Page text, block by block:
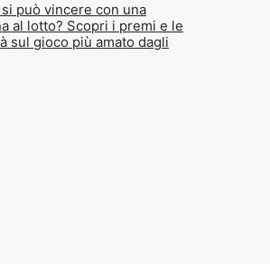
può vincere con una
al lotto? Scopri i premi e le
sul gioco più amato dagli